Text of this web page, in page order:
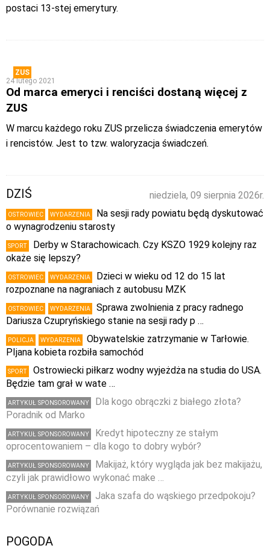
postaci 13-stej emerytury.
ZUS
24 lutego 2021
Od marca emeryci i renciści dostaną więcej z
ZUS
W marcu każdego roku ZUS przelicza świadczenia emerytów
i rencistów. Jest to tzw. waloryzacja świadczeń.
niedziela, 09 sierpnia 2026r.
DZIŚ
OSTROWIEC WYDARZENIA
Na sesji rady powiatu będą dyskutować
o wynagrodzeniu starosty
SPORT
Derby w Starachowicach. Czy KSZO 1929 kolejny raz
okaże się lepszy?
OSTROWIEC WYDARZENIA
Dzieci w wieku od 12 do 15 lat
rozpoznane na nagraniach z autobusu MZK
OSTROWIEC WYDARZENIA
Sprawa zwolnienia z pracy radnego
Dariusza Czupryńskiego stanie na sesji rady p …
POLICJA WYDARZENIA
Obywatelskie zatrzymanie w Tarłowie.
PIjana kobieta rozbiła samochód
SPORT
Ostrowiecki piłkarz wodny wyjeżdża na studia do USA.
Będzie tam grał w wate …
ARTYKUŁ SPONSOROWANY
Dla kogo obrączki z białego złota?
Poradnik od Marko
ARTYKUŁ SPONSOROWANY
Kredyt hipoteczny ze stałym
oprocentowaniem – dla kogo to dobry wybór?
ARTYKUŁ SPONSOROWANY
Makijaż, który wygląda jak bez makijażu,
czyli jak prawidłowo wykonać make …
ARTYKUŁ SPONSOROWANY
Jaka szafa do wąskiego przedpokoju?
Porównanie rozwiązań
POGODA